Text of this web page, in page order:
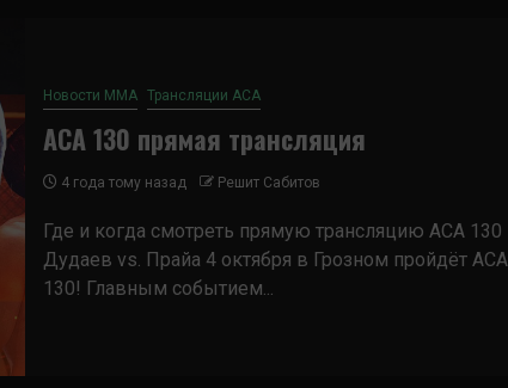
Новости ММА Трансляции ACA
ACA 130 прямая трансляция
4 года тому назад Решит Сабитов
Где и когда смотреть прямую трансляцию ACA 130
Дудаев vs. Прайа 4 октября в Грозном пройдёт АСА
130! Главным событием...